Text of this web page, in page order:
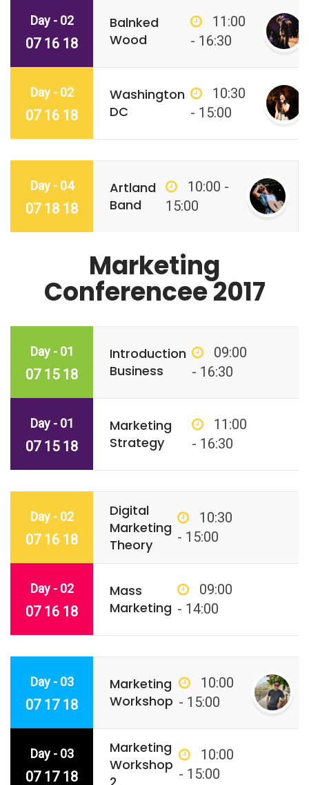
Day - 02
07 16 18
Balnked
Wood
11:00
- 16:30
Day - 02
07 16 18
Washington
DC
10:30
- 15:00
Day - 04
07 18 18
Artland
Band
10:00 -
15:00
Marketing
Conferencee 2017
Day - 01
07 15 18
Introduction
Business
09:00
- 16:30
Day - 01
07 15 18
Marketing
Strategy
11:00
- 16:30
Day - 02
07 16 18
Digital
Marketing
Theory
10:30
- 15:00
Day - 02
07 16 18
Mass
Marketing
09:00
- 14:00
Day - 03
07 17 18
Marketing
Workshop
10:00
- 15:00
Day - 03
07 17 18
Marketing
Workshop
10:00
- 15:00